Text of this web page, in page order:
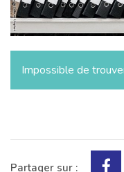
Impossible de
Partager sur :